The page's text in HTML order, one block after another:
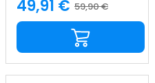
Preço
normal
59,90 €
Preço
49,91 €